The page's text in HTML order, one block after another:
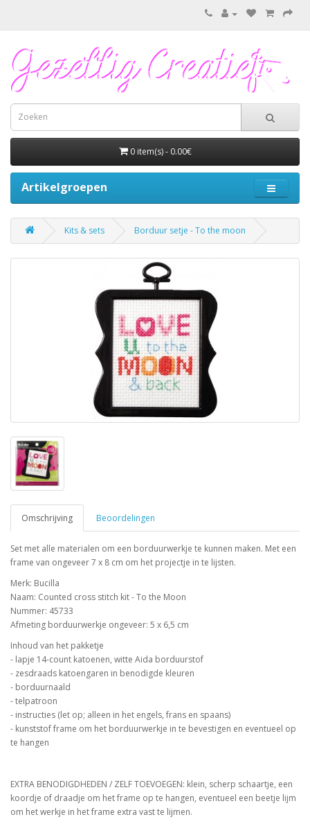
0 item(s) - 0.00€
Artikelgroepen
Kits & sets Borduur setje - To the moon
Omschrijving Beoordelingen
Set met alle materialen om een borduurwerkje te kunnen maken. Met een
frame van ongeveer 7 x 8 cm om het projectje in te lijsten.
Merk: Bucilla
Naam: Counted cross stitch kit - To the Moon
Nummer: 45733
Afmeting borduurwerkje ongeveer: 5 x 6,5 cm
Inhoud van het pakketje
- lapje 14-count katoenen, witte Aida borduurstof
- zesdraads katoengaren in benodigde kleuren
- borduurnaald
- telpatroon
- instructies (let op; alleen in het engels, frans en spaans)
- kunststof frame om het borduurwerkje in te bevestigen en eventueel op
te hangen
EXTRA BENODIGDHEDEN / ZELF TOEVOEGEN: klein, scherp schaartje, een
koordje of draadje om het frame op te hangen, eventueel een beetje lijm
om het werkje in het frame extra vast te lijmen.